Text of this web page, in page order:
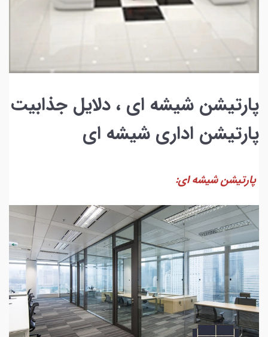
پارتیشن شیشه ای ، دلایل جذابیت
پارتیشن اداری شیشه ای
پارتیشن شیشه ای: